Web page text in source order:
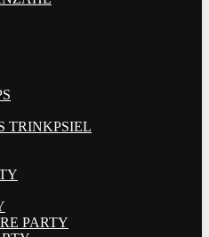
TRINKPSIEL
PARTY